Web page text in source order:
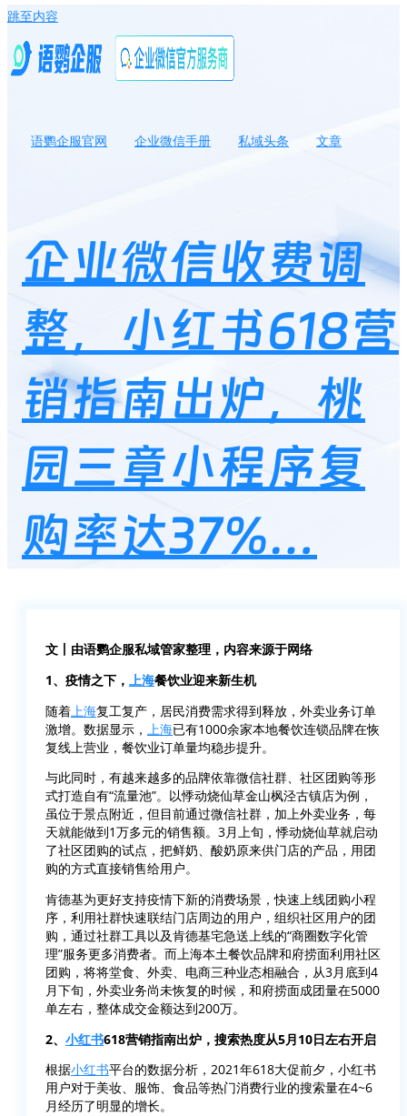
跳至内容
语鹦企服官网 企业微信手册 私域头条
文章
企业微信收费调
整，小红书618营
销指南出炉，桃
园三章小程序复
购率达37%…
文丨由语鹦企服私域管家整理，内容来源于网络
1、疫情之下， 上海餐饮业迎来新生机
随着 上海复工复产，居民消费需求得到释放，外卖业务订单
激增。数据显示，
上海已有1000余家本地餐饮连锁品牌在恢
复线上营业，餐饮业订单量均稳步提升。
与此同时，有越来越多的品牌依靠微信社群、社区团购等形
式打造自有“流量池”。以悸动烧仙草金山枫泾古镇店为例，
虽位于景点附近，但目前通过微信社群，加上外卖业务，每
天就能做到1万多元的销售额。3月上旬，悸动烧仙草就启动
了社区团购的试点，把鲜奶、酸奶原来供门店的产品，用团
购的方式直接销售给用户。
肯德基为更好支持疫情下新的消费场景，快速上线团购小程
序，利用社群快速联结门店周边的用户，组织社区用户的团
购，通过社群工具以及肯德基宅急送上线的“商圈数字化管
理”服务更多消费者。而上海本土餐饮品牌和府捞面利用社区
团购，将将堂食、外卖、电商三种业态相融合，从3月底到4
月下旬，外卖业务尚未恢复的时候，和府捞面成团量在5000
单左右，整体成交金额达到200万。
2、 小红书618营销指南出炉，搜索热度从5月10日左右开启
根据小红书平台的数据分析，2021年618大促前夕，小红书
用户对于美妆、服饰、食品等热门消费行业的搜索量在4~6
月经历了明显的增长。